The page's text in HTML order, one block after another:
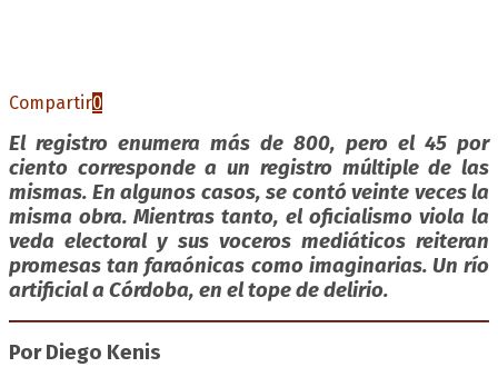
Compartir0
El registro enumera más de 800, pero el 45 por
ciento corresponde a un registro múltiple de las
mismas. En algunos casos, se contó veinte veces la
misma obra. Mientras tanto, el oficialismo viola la
veda electoral y sus voceros mediáticos reiteran
promesas tan faraónicas como imaginarias. Un río
artificial a Córdoba, en el tope de delirio.
Por Diego Kenis